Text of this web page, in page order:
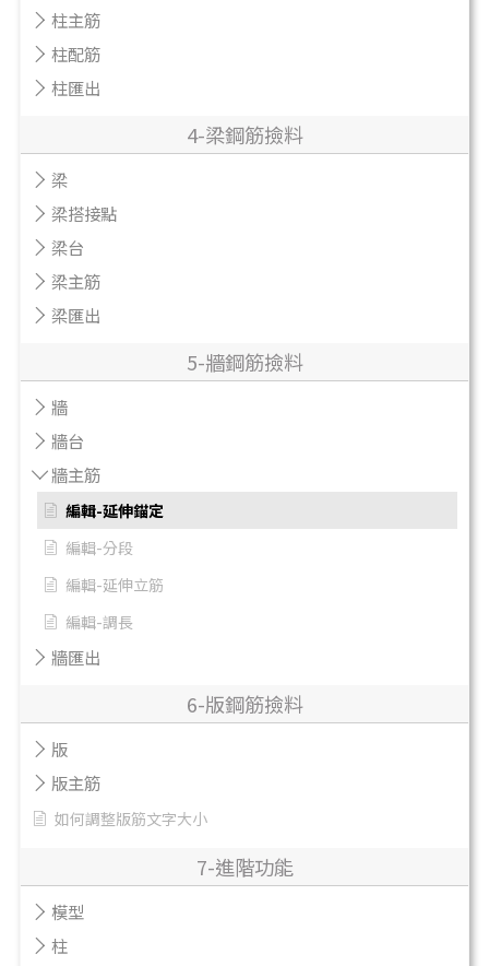
柱主筋
柱配筋
柱匯出
4-梁鋼筋撿料
梁
梁搭接點
梁台
梁主筋
梁匯出
5-牆鋼筋撿料
牆
牆台
牆主筋
編輯-延伸錨定
編輯-分段
編輯-延伸立筋
編輯-調長
牆匯出
6-版鋼筋撿料
版
版主筋
如何調整版筋文字大小
7-進階功能
模型
柱